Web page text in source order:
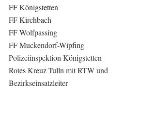
FF Königstetten
FF Kirchbach
FF Wolfpassing
FF Muckendorf-Wipfing
Polizeiinspektion Königstetten
Rotes Kreuz Tulln mit RTW und
Bezirkseinsatzleiter